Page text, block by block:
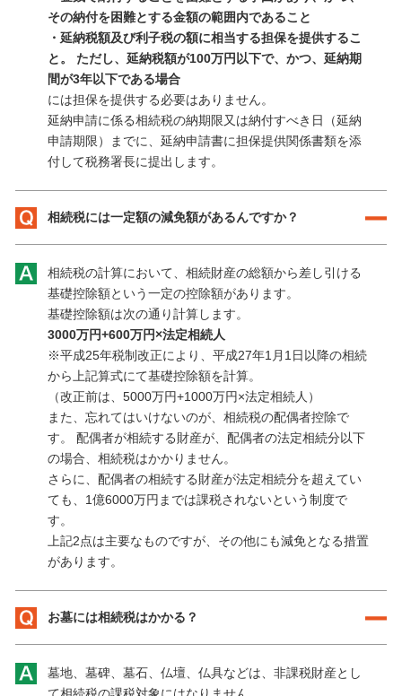
その納付を困難とする金額の範囲内であること
・延納税額及び利子税の額に相当する担保を提供するこ
と。 ただし、延納税額が100万円以下で、かつ、延納期
間が3年以下である場合
には担保を提供する必要はありません。
延納申請に係る相続税の納期限又は納付すべき日（延納
申請期限）までに、延納申請書に担保提供関係書類を添
付して税務署長に提出します。
相続税には一定額の減免額があるんですか？
相続税の計算において、相続財産の総額から差し引ける
基礎控除額という一定の控除額があります。
基礎控除額は次の通り計算します。
3000万円+600万円×法定相続人
※平成25年税制改正により、平成27年1月1日以降の相続
から上記算式にて基礎控除額を計算。
（改正前は、5000万円+1000万円×法定相続人）
また、忘れてはいけないのが、相続税の配偶者控除で
す。 配偶者が相続する財産が、配偶者の法定相続分以下
の場合、相続税はかかりません。
さらに、配偶者の相続する財産が法定相続分を超えてい
ても、1億6000万円までは課税されないという制度で
す。
上記2点は主要なものですが、その他にも減免となる措置
があります。
お墓には相続税はかかる？
墓地、墓碑、墓石、仏壇、仏具などは、非課税財産とし